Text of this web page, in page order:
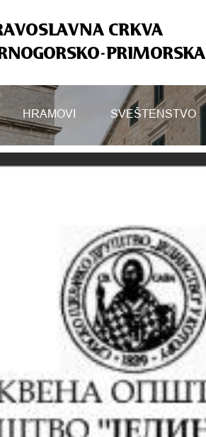
CRKVA
PRIMORSKA
HRAMOVI SVEŠTENSTVO